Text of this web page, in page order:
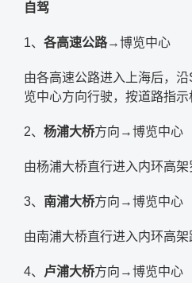
自驾
1、 各高速公路→博览中心
由各高速公路进入上海后，
览中心方向行驶，按道路指示
2、 杨浦大桥方向→博览中心
由杨浦大桥直行进入内环高
3、 南浦大桥方向→博览中心
由南浦大桥直行进入内环高
4、 卢浦大桥方向→博览中心